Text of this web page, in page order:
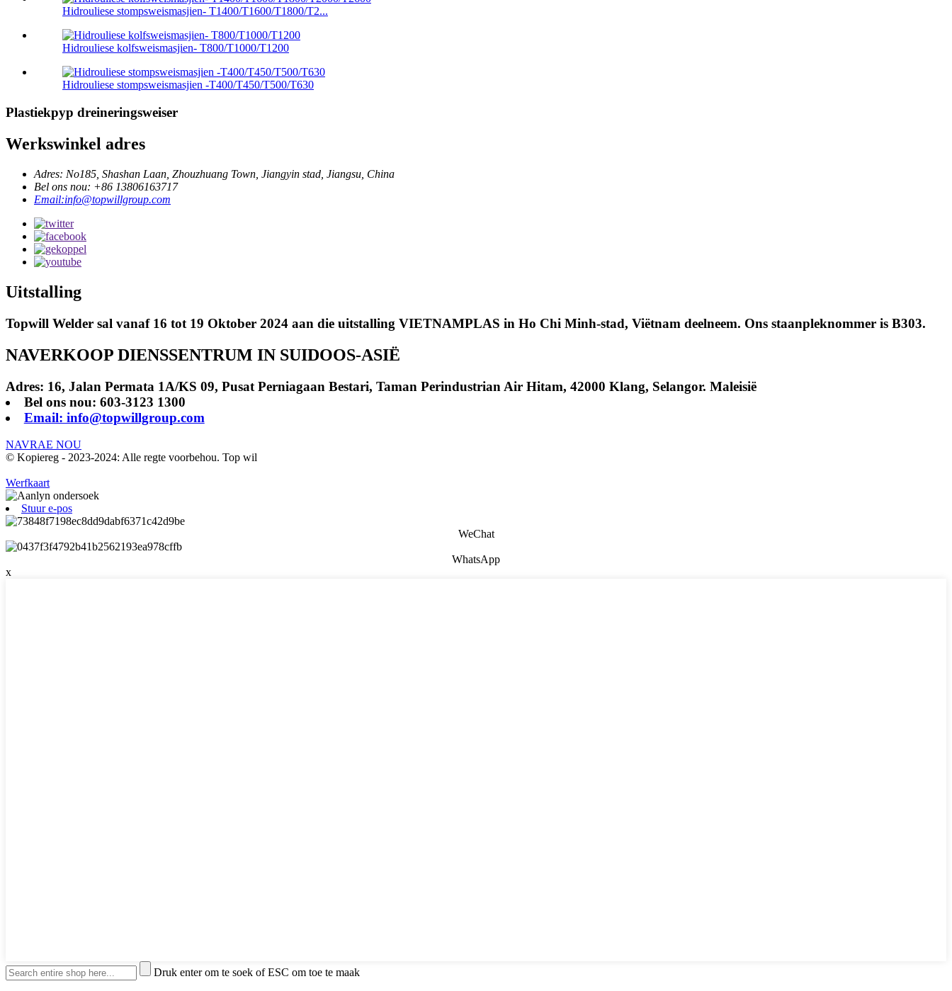
Hidrouliese stompsweismasjien- T1400/T1600/T1800/T2...
Hidrouliese kolfsweismasjien- T800/T1000/T1200
Hidrouliese stompsweismasjien -T400/T450/T500/T630
Plastiekpyp dreineringsweiser
Werkswinkel adres
Adres: No185, Shashan Laan, Zhouzhuang Town, Jiangyin stad, Jiangsu, China
Bel ons nou: +86 13806163717
Email:info@topwillgroup.com
Uitstalling
Topwill Welder sal vanaf 16 tot 19 Oktober 2024 aan die uitstalling VIETNAMPLAS in Ho Chi Minh-stad, Viëtnam deelneem. Ons staanpleknommer is B303.
NAVERKOOP DIENSSENTRUM IN SUIDOOS-ASIË
Adres: 16, Jalan Permata 1A/KS 09, Pusat Perniagaan Bestari, Taman Perindustrian Air Hitam, 42000 Klang, Selangor. Maleisië
Bel ons nou: 603-3123 1300
Email: info@topwillgroup.com
NAVRAE NOU
© Kopiereg - 2023-2024: Alle regte voorbehou. Top wil
Werfkaart
Stuur e-pos
WeChat
WhatsApp
x
Druk enter om te soek of ESC om toe te maak